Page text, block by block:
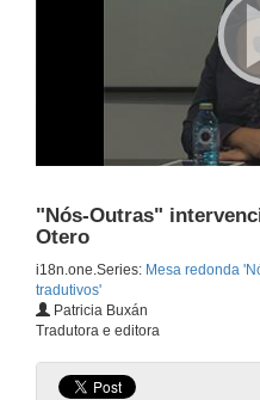
"Nós-Outras"
Otero
i18n.one.Series: Mesa redonda
tradutivos'
Patricia Buxán
Tradutora e editora